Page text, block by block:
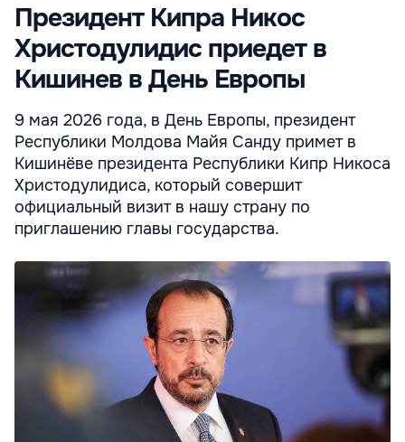
Президент Кипра Никос
Христодулидис приедет в
Кишинев в День Европы
9 мая 2026 года, в День Европы, президент
Республики Молдова Майя Санду примет в
Кишинёве президента Республики Кипр Никоса
Христодулидиса, который совершит
официальный визит в нашу страну по
приглашению главы государства.